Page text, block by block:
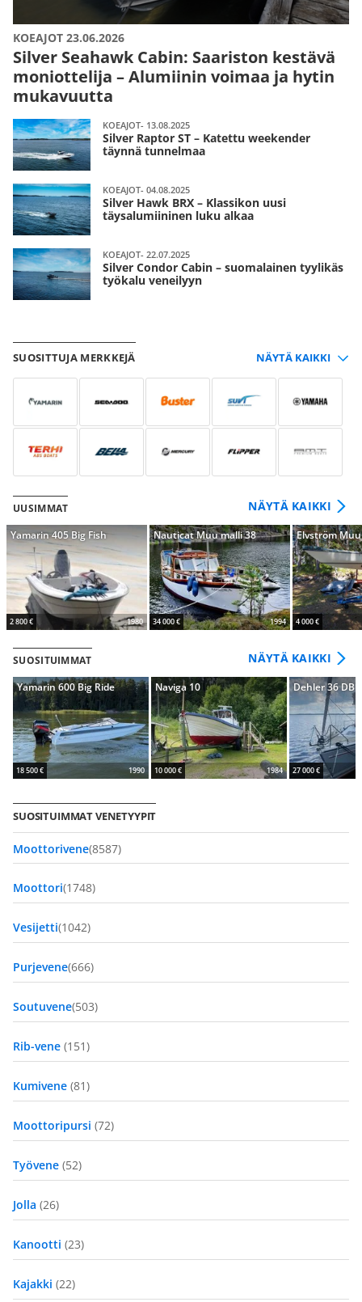
KOEAJOT 23.06.2026
Silver Seahawk Cabin: Saariston kestävä
moniottelija – Alumiinin voimaa ja hytin
mukavuutta
KOEAJOT- 13.08.2025
Silver Raptor ST – Katettu weekender
täynnä tunnelmaa
KOEAJOT- 04.08.2025
Silver Hawk BRX – Klassikon uusi
täysalumiininen luku alkaa
KOEAJOT- 22.07.2025
Silver Condor Cabin – suomalainen tyylikäs
työkalu veneilyyn
SUOSITTUJA MERKKEJÄ
UUSIMMAT NÄYTÄ KAIKKI
Yamarin 405 Big Fish
2 800 € 1980
Nauticat Muu malli 38
34 000 € 1994
Elvström
4 000 €
SUOSITUIMMAT NÄYTÄ KAIKKI
Yamarin 600 Big Ride
18 500 € 1990
Naviga 10
10 000 € 1984
Dehler 36 DB
27 000 €
SUOSITUIMMAT VENETYYPIT
Moottorivene(8587)
Moottori(1748)
Vesijetti(1042)
Purjevene(666)
Soutuvene(503)
Rib-vene (151)
Kumivene (81)
Moottoripursi (72)
Työvene (52)
Jolla (26)
Kanootti (23)
Kajakki (22)